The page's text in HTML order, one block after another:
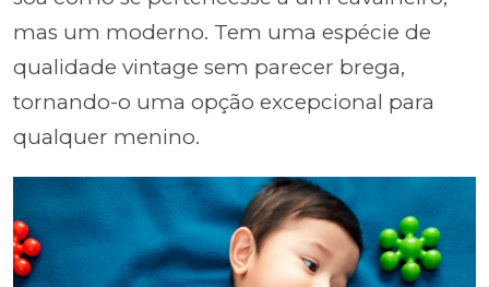
mas um moderno. Tem uma espécie de
qualidade vintage sem parecer brega,
tornando-o uma opção excepcional para
qualquer menino.